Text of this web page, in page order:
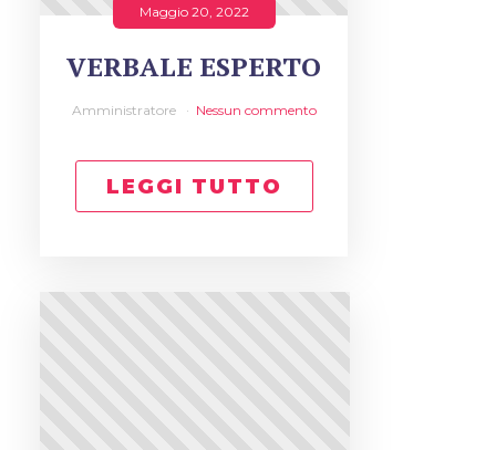
Maggio 20, 2022
VERBALE ESPERTO
Amministratore Nessun commento
LEGGI TUTTO